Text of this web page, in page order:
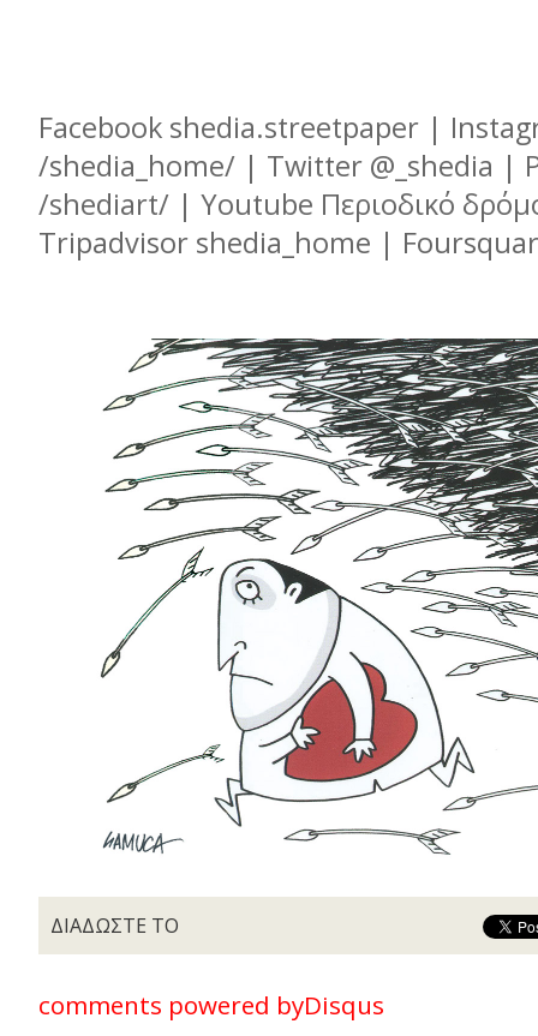
Facebook shedia.streetpaper |
/shedia_home/ | Twitter @_shedia |
/shediart/ | Youtube Περιοδικό
Tripadvisor shedia_home |
ΔΙΑΔΩΣΤΕ ΤΟ
comments powered byDisqus